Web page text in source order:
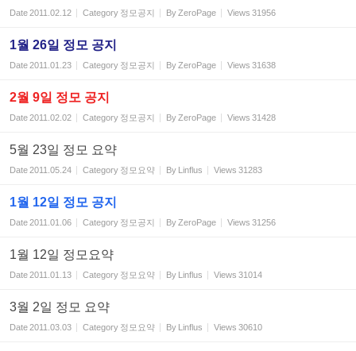
Date2011.02.12 Category 정모공지 By ZeroPage Views 31956
1월 26일 정모 공지
Date2011.01.23 Category 정모공지 By ZeroPage Views 31638
2월 9일 정모 공지
Date2011.02.02 Category 정모공지 By ZeroPage Views 31428
5월 23일 정모 요약
Date2011.05.24 Category 정모요약 By Linflus Views 31283
1월 12일 정모 공지
Date2011.01.06 Category 정모공지 By ZeroPage Views 31256
1월 12일 정모요약
Date2011.01.13 Category 정모요약 By Linflus Views 31014
3월 2일 정모 요약
Date2011.03.03 Category 정모요약 By Linflus Views 30610